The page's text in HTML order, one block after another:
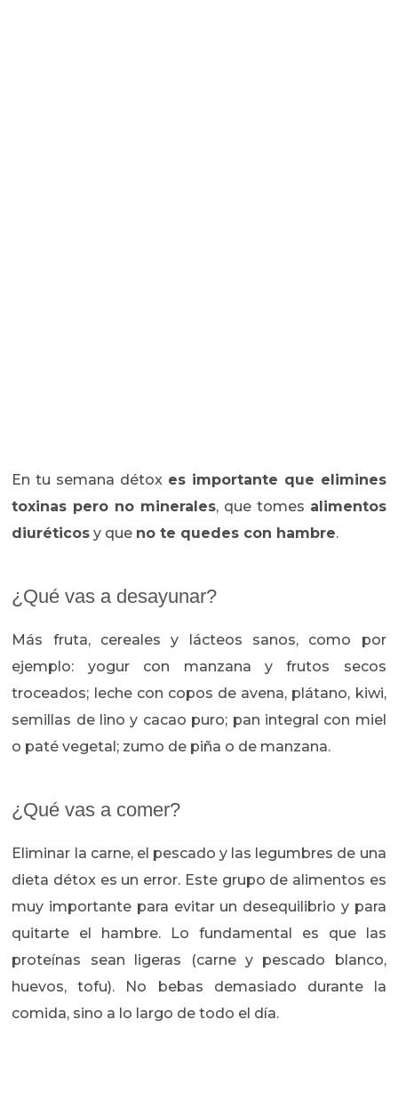
En tu semana détox es importante que elimines
toxinas pero no minerales, que tomes alimentos
diuréticos y que no te quedes con hambre.
¿Qué vas a desayunar?
Más fruta, cereales y lácteos sanos, como por
ejemplo: yogur con manzana y frutos secos
troceados; leche con copos de avena, plátano, kiwi,
semillas de lino y cacao puro; pan integral con miel
o paté vegetal; zumo de piña o de manzana.
¿Qué vas a comer?
Eliminar la carne, el pescado y las legumbres de una
dieta détox es un error. Este grupo de alimentos es
muy importante para evitar un desequilibrio y para
quitarte el hambre. Lo fundamental es que las
proteínas sean ligeras (carne y pescado blanco,
huevos, tofu). No bebas demasiado durante la
comida, sino a lo largo de todo el día.